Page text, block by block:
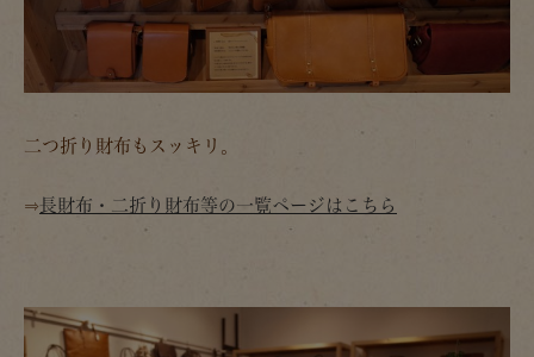
二つ折り財布もスッキリ。
⇒長財布・二折り財布等の一覧ページはこちら